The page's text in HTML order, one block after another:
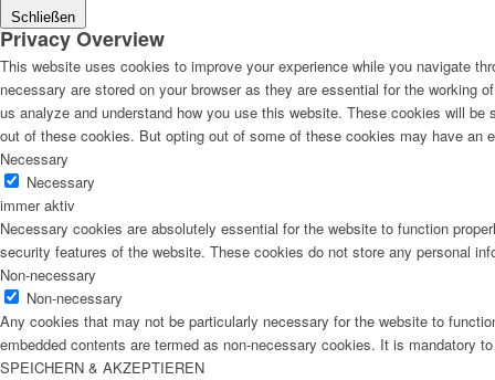
Schließen
Privacy Overview
This website uses cookies to improve your experience while you navigate
necessary are stored on your browser as they are essential for the
us analyze and understand how you use this website. These cookies will
out of these cookies. But opting out of some of these cookies may have an
Necessary
Necessary
immer aktiv
Necessary cookies are absolutely essential for the website to function
security features of the website. These cookies do not store any personal
Non-necessary
Non-necessary
Any cookies that may not be particularly necessary for the website to
embedded contents are termed as non-necessary cookies. It is mandatory
SPEICHERN & AKZEPTIEREN